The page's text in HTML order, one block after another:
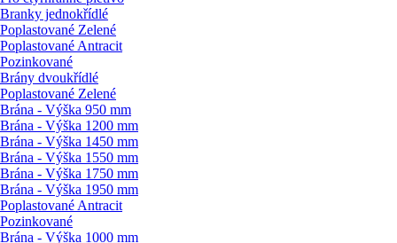
Branky jednokřídlé
Poplastované Zelené
Poplastované Antracit
Pozinkované
Brány dvoukřídlé
Poplastované Zelené
Brána - Výška 950 mm
Brána - Výška 1200 mm
Brána - Výška 1450 mm
Brána - Výška 1550 mm
Brána - Výška 1750 mm
Brána - Výška 1950 mm
Poplastované Antracit
Pozinkované
Brána - Výška 1000 mm